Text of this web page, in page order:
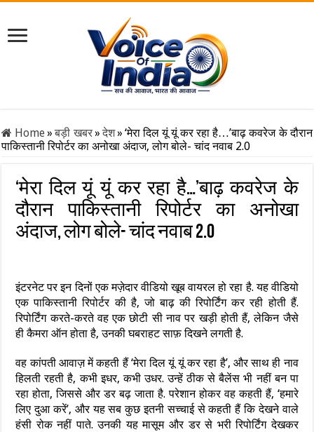
Home» बड़ी खबर»देश» ‘मेरा दिल यूं यूं कर रहा है…’बाढ़ कवरेज के दौरान
पाकिस्तानी रिपोर्टर का अनोखा अंदाज, लोग बोले- चांद नवाब 2.0
‘मेरा दिल यूं यूं कर रहा है…’बाढ़ कवरेज के
दौरान पाकिस्तानी रिपोर्टर का अनोखा
अंदाज, लोग बोले- चांद नवाब 2.0
इंटरनेट पर इन दिनों एक मज़ेदार वीडियो खूब वायरल हो रहा है. यह वीडियो
एक पाकिस्तानी रिपोर्टर की है, जो बाढ़ की रिपोर्टिंग कर रही होती हैं.
रिपोर्टिंग करते-करते वह एक छोटी सी नाव पर खड़ी होती हैं, लेकिन जैसे
ही कैमरा ऑन होता है, उनकी घबराहट साफ़ दिखने लगती है.
वह कांपती आवाज़ में कहती हैं ‘मेरा दिल यूं यूं कर रहा है’, और साथ ही नाव
हिलती रहती है, कभी इधर, कभी उधर. उन्हें ठीक से बैलेंस भी नहीं बन पा
रहा होता, जिससे और डर बढ़ जाता है. परेशान होकर वह कहती हैं, ‘हमारे
लिए दुआ करें’, और यह सब कुछ इतनी सच्चाई से कहती हैं कि देखने वाले
हंसी रोक नहीं पाते. उनकी यह मासूम और डर से भरी रिपोर्टिंग देखकर